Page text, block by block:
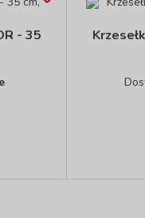
- 35